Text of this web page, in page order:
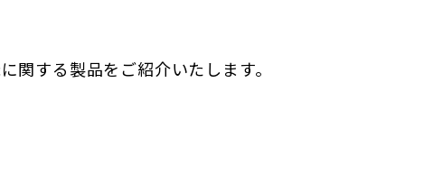
関する製品をご紹介いたします。